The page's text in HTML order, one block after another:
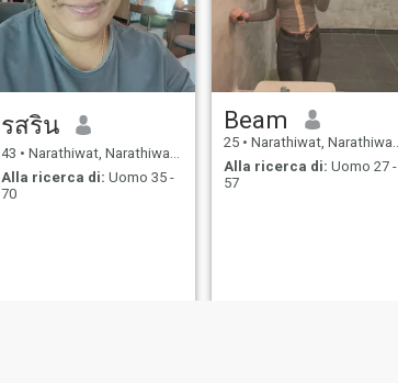
รสริน
43 • Narathiwat, Narathiwat, Thailandia
Alla ricerca di: Uomo 35 -
70
Beam
25 • Narathiwat, Narathiwat, Thailandia
Alla ricerca di: Uomo 27 -
57